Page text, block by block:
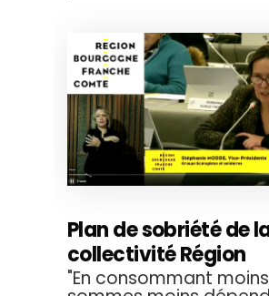
Plan de sobriété de
collectivité Région
"En consommant